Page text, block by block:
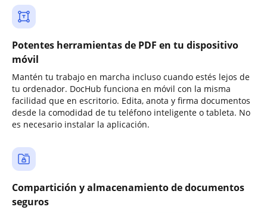
Potentes herramientas de PDF en tu dispositivo
móvil
Mantén tu trabajo en marcha incluso cuando estés lejos de
tu ordenador. DocHub funciona en móvil con la misma
facilidad que en escritorio. Edita, anota y firma documentos
desde la comodidad de tu teléfono inteligente o tableta. No
es necesario instalar la aplicación.
Compartición y almacenamiento de documentos
seguros